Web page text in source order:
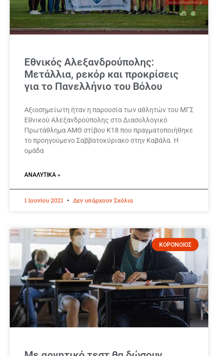
Εθνικός Αλεξανδρούπολης:
Μετάλλια, ρεκόρ και προκρίσεις
για το Πανελλήνιο του Βόλου
Αξιοσημείωτη ήταν η παρουσία των αθλητών του ΜΓΣ
Εθνικού Αλεξανδρούπολης στο Διασυλλογικό
Πρωτάθλημα ΑΜΘ στίβου Κ18 που πραγματοποιήθηκε
το προηγούμενο Σαββατοκύριακο στην Καβάλα. Η
ομάδα
ΑΝΑΛΥΤΙΚΆ »
1 Ιουνίου 2021 Δεν υπάρχουν Σχόλια
ΚΟΡΟΝΟΙΟΣ